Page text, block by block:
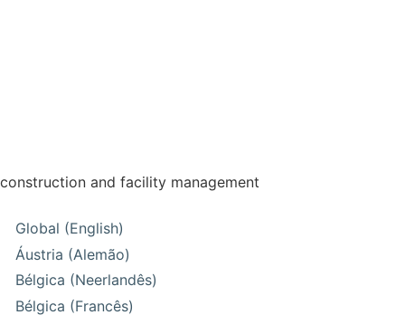
construction and facility management
Global (English)
Áustria (Alemão)
Bélgica (Neerlandês)
Bélgica (Francês)